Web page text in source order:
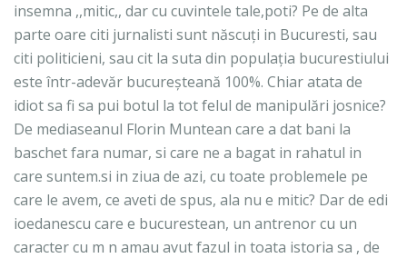
insemna ,,mitic,, dar cu cuvintele tale,poti? Pe de alta
parte oare citi jurnalisti sunt născuți in Bucuresti, sau
citi politicieni, sau cit la suta din populația bucurestiului
este într-adevăr bucureșteană 100%. Chiar atata de
idiot sa fi sa pui botul la tot felul de manipulări josnice?
De mediaseanul Florin Muntean care a dat bani la
baschet fara numar, si care ne a bagat in rahatul in
care suntem.si in ziua de azi, cu toate problemele pe
care le avem, ce aveti de spus, ala nu e mitic? Dar de edi
ioedanescu care e bucurestean, un antrenor cu un
caracter cu m n amau avut fazul in toata istoria sa , de